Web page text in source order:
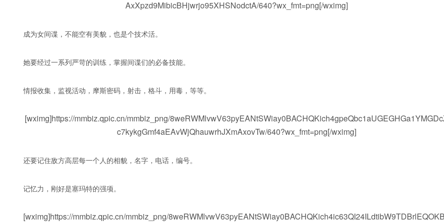
AxXpzd9MibicBHjwrjo95XHSNodctA/640?wx_fmt=png[/wximg]
成为女间谍，不能空有美貌，也是个技术活。
她要经过一系列严苛的训练，掌握间谍们的必备技能。
情报收集，监视活动，摩斯密码，射击，格斗，用毒，等等。
[wximg]https://mmbiz.qpic.cn/mmbiz_png/
c7kykgGmf4aEAvWjQhauwrhJXmAxovTw/640?wx_fmt=png[/wximg]
还要记住敌方高层每一个人的相貌，名字，电话，编号。
记忆力，刚好是塞玛特的强项。
[wximg]https://mmbiz.qpic.cn/mmbiz_png/